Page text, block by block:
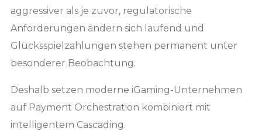
aggressiver als je zuvor, regulatorische
Anforderungen ändern sich laufend und
Glücksspielzahlungen stehen permanent unter
besonderer Beobachtung.
Deshalb setzen moderne iGaming-Unternehmen
auf Payment Orchestration kombiniert mit
intelligentem Cascading.